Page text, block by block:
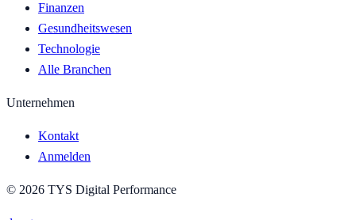
Finanzen
Gesundheitswesen
Technologie
Alle Branchen
Unternehmen
Kontakt
Anmelden
© 2026 TYS Digital Performance